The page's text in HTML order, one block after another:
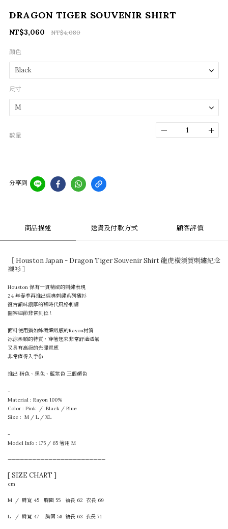
DRAGON TIGER SOUVENIR SHIRT
NT$4,080
NT$3,060
顏色
尺寸
數量
分享到
商品描述 送貨及付款方式 顧客評價
［ Houston Japan - Dragon Tiger Souvenir Shirt 龍虎橫須賀刺繡紀念
襯衫 ］
Houston 保有一貫精緻的刺繡表現
24 年春季再推出經典刺繡系列襯衫
復古韻味濃厚的舊時代風格刺繡
圖案細節非常到位！
面料使用猶如絲滑細緻感的Rayon材質
冰涼柔順的特質，穿著起來非常舒適透氣
又具有高級的光澤質感
非常值得入手👍
推出 粉色、黑色、藍紫色 三個顏色
-
Material : Rayon 100%
Color : Pink / Black / Blue
Size : M / L / XL
-
Model Info : 175 / 65 著用 M
————————————————————————
[ SIZE CHART ]
cm
M / 肩寬 45 胸圍 55 袖長 62 衣長 69
L / 肩寬 47 胸圍 58 袖長 63 衣長 71